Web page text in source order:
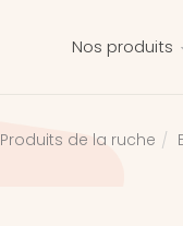
Nos produits
Produits de la ruche